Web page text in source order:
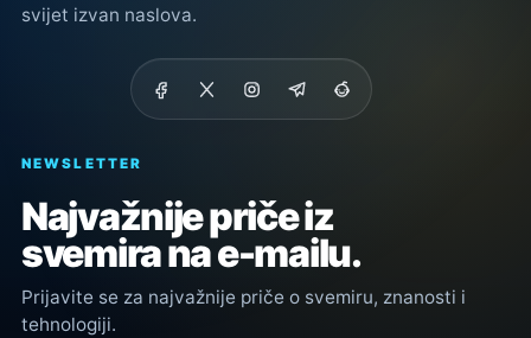
svijet izvan naslova.
NEWSLETTER
Najvažnije priče iz
svemira na e-mailu.
Prijavite se za najvažnije priče o svemiru, znanosti i
tehnologiji.